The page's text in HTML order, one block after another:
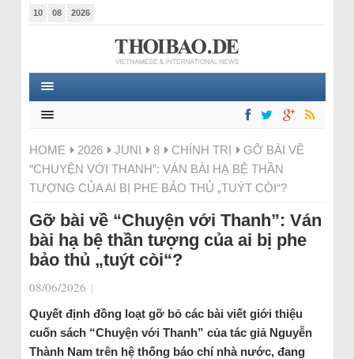
10 08 2026
HOME 2026 JUNI 8 CHÍNH TRỊ
GỠ BÀI VỀ
“CHUYỆN VỚI THANH”: VÁN BÀI HẠ BỆ THẦN
TƯỢNG CỦA AI BỊ PHE BẢO THỦ „TUÝT CÒI“?
Gỡ bài về “Chuyện với Thanh”: Ván
bài hạ bệ thần tượng của ai bị phe
bảo thủ „tuýt còi“?
08/06/2026 |
Quyết định đồng loạt gỡ bỏ các bài viết giới thiệu
cuốn sách “Chuyện với Thanh” của tác giả Nguyễn
Thành Nam trên hệ thống báo chí nhà nước, đang